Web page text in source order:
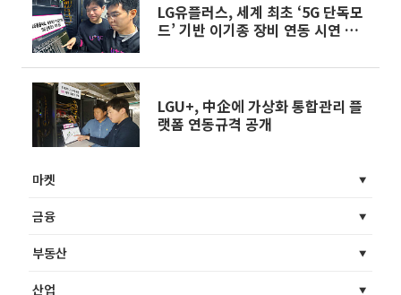
LG유플러스, 세계 최초 ‘5G 단독모
드’ 기반 이기종 장비 연동 시연 성
LGU+, 中企에 가상화 통합관리 플
랫폼 연동규격 공개
마켓
금융
부동산
산업